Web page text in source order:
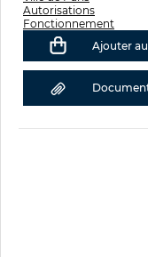
Autorisations
Fonctionnement
Ajouter